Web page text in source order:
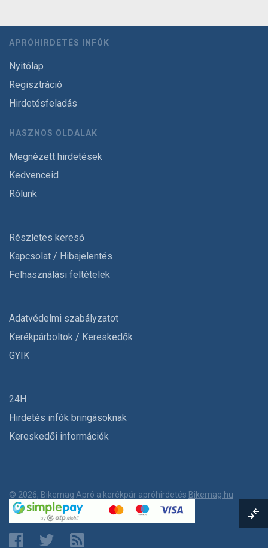
APRÓHIRDETÉS INFÓK
Nyitólap
Regisztráció
Hirdetésfeladás
HASZNOS OLDALAK
Megnézett hirdetések
Kedvenceid
Rólunk
Részletes kereső
Kapcsolat / Hibajelentés
Felhasználási feltételek
Adatvédelmi szabályzatot
Kerékpárboltok / Kereskedők
GYIK
24H
Hirdetés infók bringásoknak
Kereskedői információk
© 2026, Bikemag Apró a kerékpár apróhirdetés Bikemag.hu